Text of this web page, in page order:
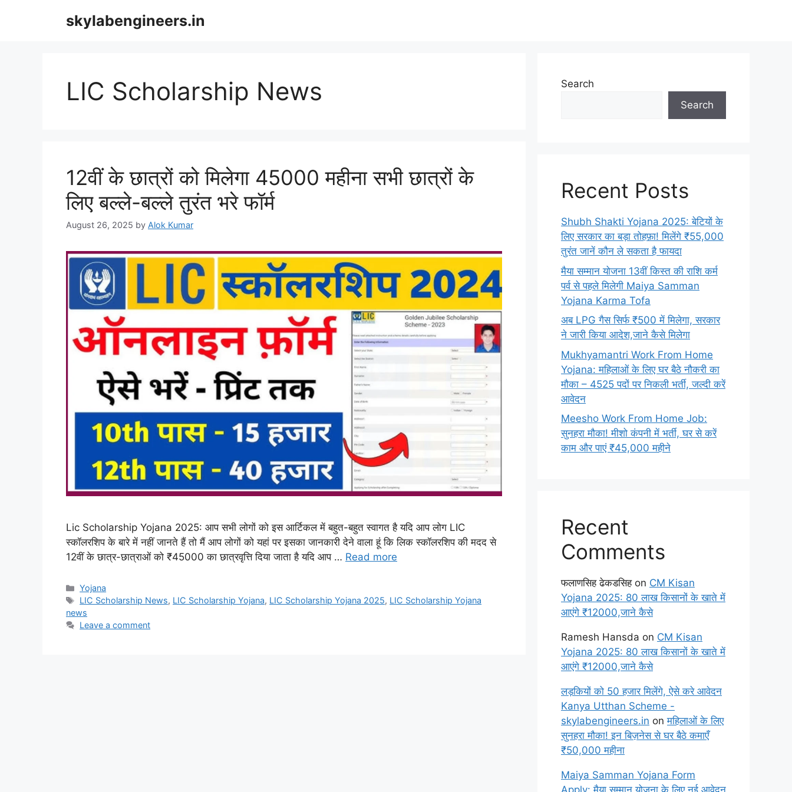
skylabengineers.in
LIC Scholarship News
12वीं के छात्रों को मिलेगा 45000 महीना सभी छात्रों के
लिए बल्ले-बल्ले तुरंत भरे फॉर्म
August 26, 2025 by Alok Kumar
Lic Scholarship Yojana 2025: आप सभी लोगों को इस आर्टिकल में बहुत-बहुत स्वागत है यदि आप लोग LIC
स्कॉलरशिप के बारे में नहीं जानते हैं तो मैं आप लोगों को यहां पर इसका जानकारी देने वाला हूं कि लिक स्कॉलरशिप की मदद से
12वीं के छात्र-छात्राओं को ₹45000 का छात्रवृत्ति दिया जाता है यदि आप … Read more
Categories
Yojana
Tags
LIC Scholarship News, LIC Scholarship Yojana, LIC Scholarship Yojana 2025, LIC Scholarship Yojana
news
Leave a comment
Search
Search
Recent Posts
Shubh Shakti Yojana 2025: बेटियों के
लिए सरकार का बड़ा तोहफ़ा! मिलेंगे ₹55,000
तुरंत जानें कौन ले सकता है फायदा
मैया सम्मान योजना 13वीं किस्त की राशि कर्म
पर्व से पहले मिलेगी Maiya Samman
Yojana Karma Tofa
अब LPG गैस सिर्फ ₹500 में मिलेगा, सरकार
ने जारी किया आदेश,जाने कैसे मिलेगा
Mukhyamantri Work From Home
Yojana: महिलाओं के लिए घर बैठे नौकरी का
मौका – 4525 पदों पर निकली भर्ती, जल्दी करें
आवेदन
Meesho Work From Home Job:
सुनहरा मौका! मीशो कंपनी में भर्ती, घर से करें
काम और पाएं ₹45,000 महीने
Recent
Comments
फलाणसिह ढेकडसिहon CM Kisan
Yojana 2025: 80 लाख किसानों के खाते में
आएंगे ₹12000,जाने कैसे
Ramesh Hansda on CM Kisan
Yojana 2025: 80 लाख किसानों के खाते में
आएंगे ₹12000,जाने कैसे
लड़कियों को 50 हजार मिलेंगे, ऐसे करे आवेदन
Kanya Utthan Scheme -
skylabengineers.in onमहिलाओं के लिए
सुनहरा मौका! इन बिज़नेस से घर बैठे कमाएँ
₹50,000 महीना
Maiya Samman Yojana Form
Apply: मैया सम्मान योजना के लिए नई आवेदन